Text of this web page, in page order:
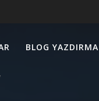
BLOG YAZDIRMA